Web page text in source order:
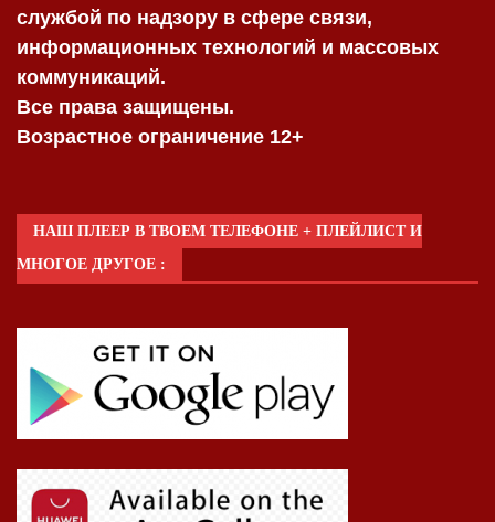
службой по надзору в сфере связи,
информационных технологий и массовых
коммуникаций.
Все права защищены.
Возрастное ограничение 12+
НАШ ПЛЕЕР В ТВОЕМ ТЕЛЕФОНЕ + ПЛЕЙЛИСТ И
МНОГОЕ ДРУГОЕ :